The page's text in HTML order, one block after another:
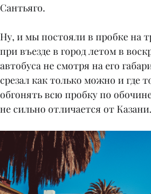
Сантьяго.
Ну, и мы постояли в пробке на
при въезде в город летом в
автобуса не смотря на его
срезал как только можно и где
обгонять всю пробку по
не сильно отличается от Казани.